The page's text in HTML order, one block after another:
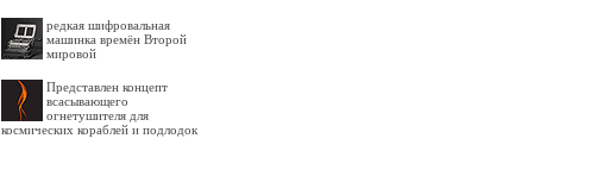
редкая шифровальная
машинка времён Второй
мировой
Представлен концепт
всасывающего
огнетушителя для
космических кораблей и подлодок